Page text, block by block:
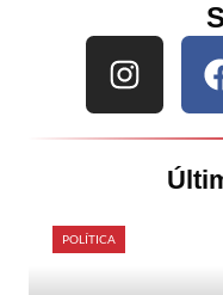
POLÍTICA